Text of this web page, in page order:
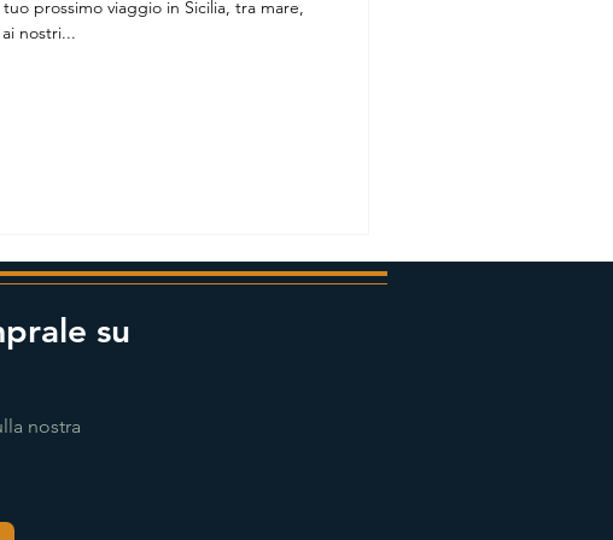
prossimo viaggio in Sicilia, tra mare,
nostri...
su
nostra